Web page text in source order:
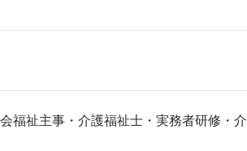
福祉主事・介護福祉士・実務者研修・介